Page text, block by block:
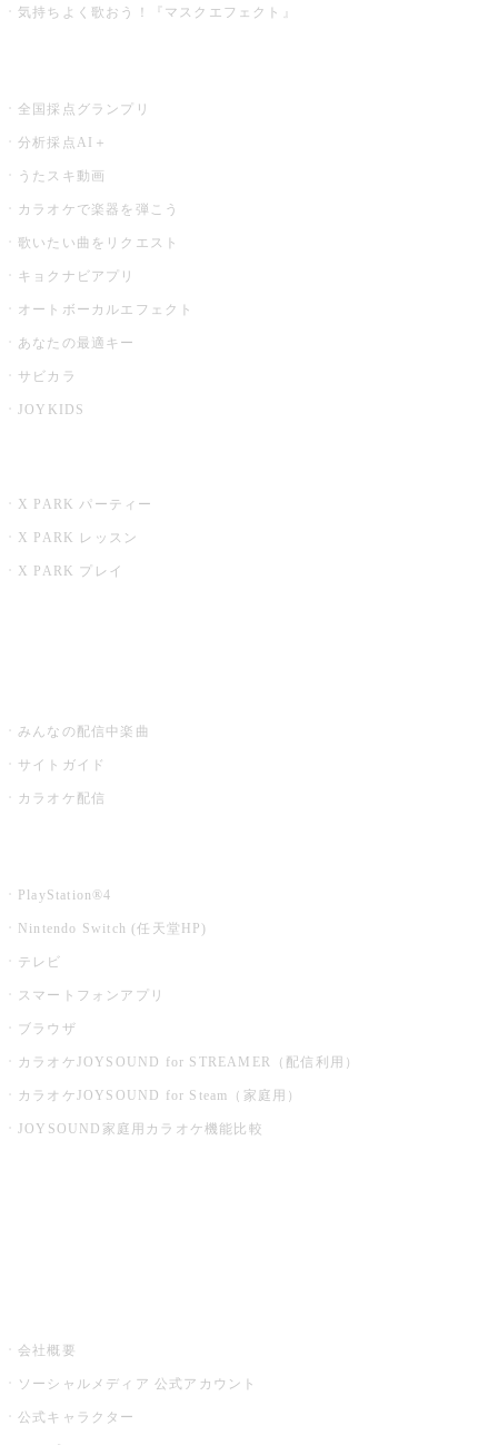
気持ちよく歌おう！『マスクエフェクト』
全国採点グランプリ
分析採点AI＋
うたスキ動画
カラオケで楽器を弾こう
歌いたい曲をリクエスト
キョクナビアプリ
オートボーカルエフェクト
あなたの最適キー
サビカラ
JOYKIDS
X PARK パーティー
X PARK レッスン
X PARK プレイ
みんなの配信中楽曲
サイトガイド
カラオケ配信
PlayStation®4
Nintendo Switch (任天堂HP)
テレビ
スマートフォンアプリ
ブラウザ
カラオケJOYSOUND for STREAMER（配信利用）
カラオケJOYSOUND for Steam（家庭用）
JOYSOUND家庭用カラオケ機能比較
会社概要
ソーシャルメディア 公式アカウント
公式キャラクター